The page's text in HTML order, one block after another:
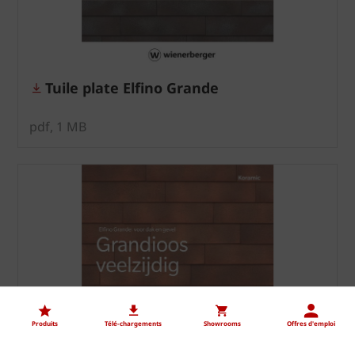
Tuile plate Elfino Grande
pdf, 1 MB
Produits Télé-chargements Showrooms Offres d'emploi